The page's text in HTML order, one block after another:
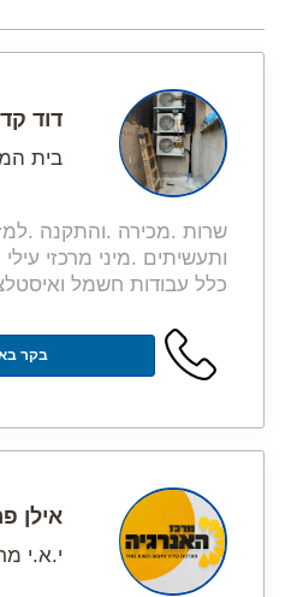
דוד
בית
שרות .מכירה .והתקנה
כלל עבודות חשמל
בקר
אילן
י.א.י